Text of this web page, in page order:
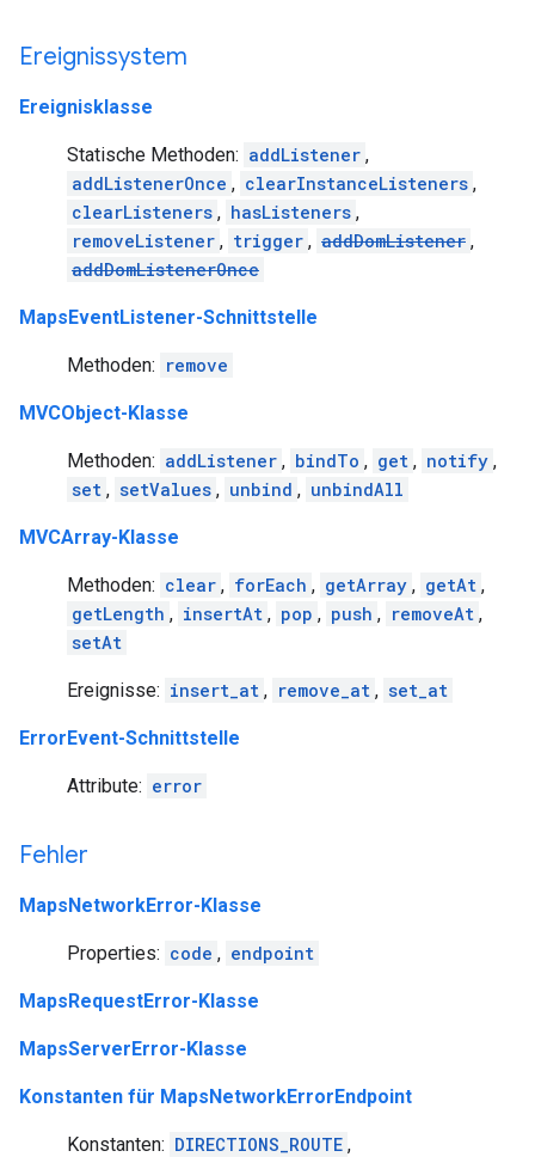
Ereignissystem
Ereignisklasse
Statische Methoden: addListener ,
addListenerOnce , clearInstanceListeners ,
clearListeners , hasListeners ,
removeListener , trigger , addDomListener ,
addDomListenerOnce
MapsEventListener-Schnittstelle
Methoden: remove
MVCObject-Klasse
Methoden: addListener , bindTo , get , notify ,
set , setValues , unbind , unbindAll
MVCArray-Klasse
Methoden: clear , forEach , getArray , getAt ,
getLength , insertAt , pop , push , removeAt ,
setAt
Ereignisse: insert_at , remove_at , set_at
ErrorEvent-Schnittstelle
Attribute: error
Fehler
MapsNetworkError-Klasse
Properties: code , endpoint
MapsRequestError-Klasse
MapsServerError-Klasse
Konstanten für MapsNetworkErrorEndpoint
Konstanten: DIRECTIONS_ROUTE ,